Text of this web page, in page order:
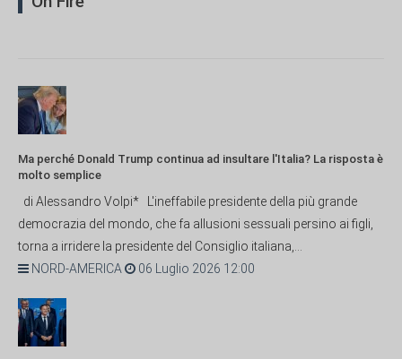
Ma perché Donald Trump continua ad insultare l'Italia? La risposta è
molto semplice
di Alessandro Volpi* L'ineffabile presidente della più grande
democrazia del mondo, che fa allusioni sessuali persino ai figli,
torna a irridere la presidente del Consiglio italiana,...
NORD-AMERICA
06 Luglio 2026 12:00